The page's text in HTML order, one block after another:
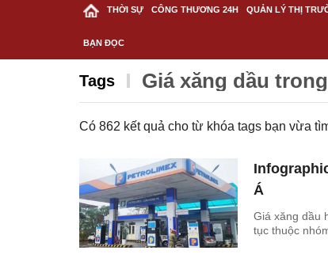
THỜI SỰ CÔNG THƯƠNG 24H QUẢN LÝ THỊ
BẠN ĐỌC
Tags Giá xăng dầu
Có 862 kết quả cho từ khóa tags bạn vừa
Á
Giá xăng dầu
tục thuộc